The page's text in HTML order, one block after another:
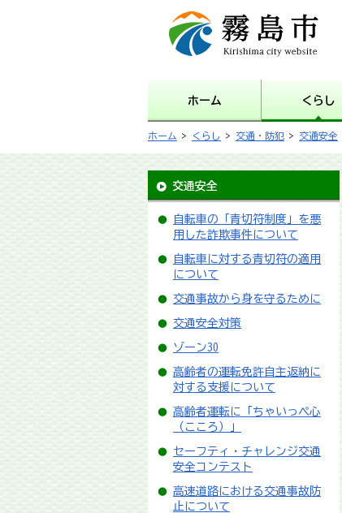
霧島市 Kirishima city
website
ホーム くらし
ホーム > くらし > 交通・防犯 > 交通安全
交通安全
自転車の「青切符制度」を悪
用した詐欺事件について
自転車に対する青切符の適用
について
交通事故から身を守るために
交通安全対策
ゾーン30
高齢者の運転免許自主返納に
対する支援について
高齢者運転に「ちゃいっぺ心
（こころ）」
セーフティ・チャレンジ交通
安全コンテスト
高速道路における交通事故防
止について